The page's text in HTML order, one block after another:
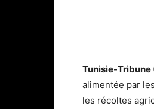
Tunisie-Tribune
alimentée par
les récoltes